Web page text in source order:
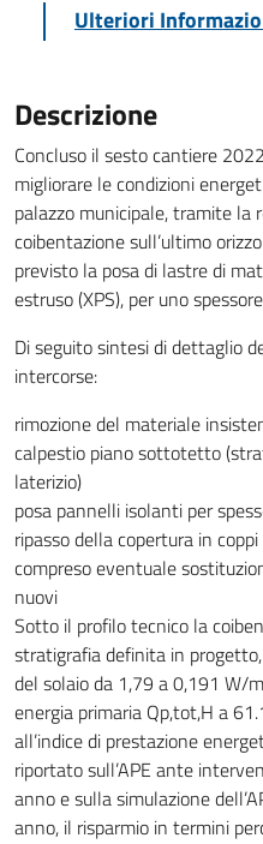
Ulteriori
Descrizione
Concluso il sesto cantiere
migliorare le condizioni
palazzo municipale, tramite la
coibentazione sull’ultimo
previsto la posa di lastre di
estruso (XPS), per uno
Di seguito sintesi di dettaglio
intercorse:
rimozione del materiale
calpestio piano sottotetto
laterizio)
posa pannelli isolanti per
ripasso della copertura in
compreso eventuale
nuovi
Sotto il profilo tecnico la
stratigrafia definita in
del solaio da 1,79 a 0,191 W/
energia primaria Qp,tot,H a
all’indice di prestazione
riportato sull’APE ante
anno e sulla simulazione
anno, il risparmio in termini